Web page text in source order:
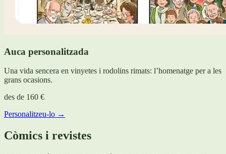
Auca personalitzada
Una vida sencera en vinyetes i rodolins rimats: l’homenatge per a les
grans ocasions.
des de 160 €
Personalitzeu-lo →
Còmics i revistes